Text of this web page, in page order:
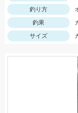
釣り方
釣果
サイズ